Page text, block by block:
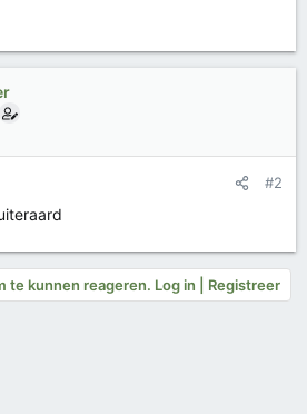
#2
te kunnen reageren. Log in | Registreer